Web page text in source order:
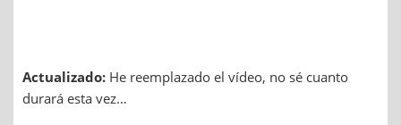
Actualizado: He reemplazado el vídeo, no sé cuanto
durará esta vez…